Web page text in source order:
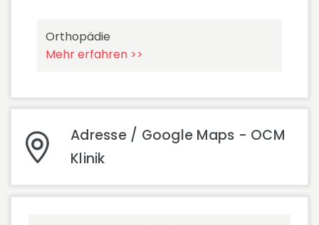
Orthopädie
Mehr erfahren >>
Adresse / Google Maps - OCM
Klinik